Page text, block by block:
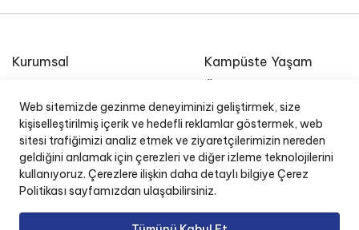
Web sitemizde gezinme deneyiminizi geliştirmek, size
kişiselleştirilmiş içerik ve hedefli reklamlar göstermek, web
sitesi trafiğimizi analiz etmek ve ziyaretçilerimizin nereden
geldiğini anlamak için çerezleri ve diğer izleme teknolojilerini
kullanıyoruz. Çerezlere ilişkin daha detaylı bilgiye Çerez
Politikası sayfamızdan ulaşabilirsiniz.
Kurumsal
E-Posta
Kampüste Yaşam
Radyosu
İnsan Kaynakları
Okul Yönetim Sistemi